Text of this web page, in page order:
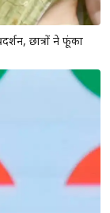
छात्रों ने फूंका